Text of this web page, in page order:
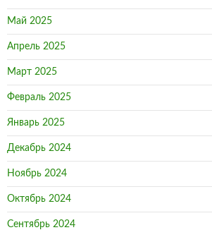
Май 2025
Апрель 2025
Март 2025
Февраль 2025
Январь 2025
Декабрь 2024
Ноябрь 2024
Октябрь 2024
Сентябрь 2024